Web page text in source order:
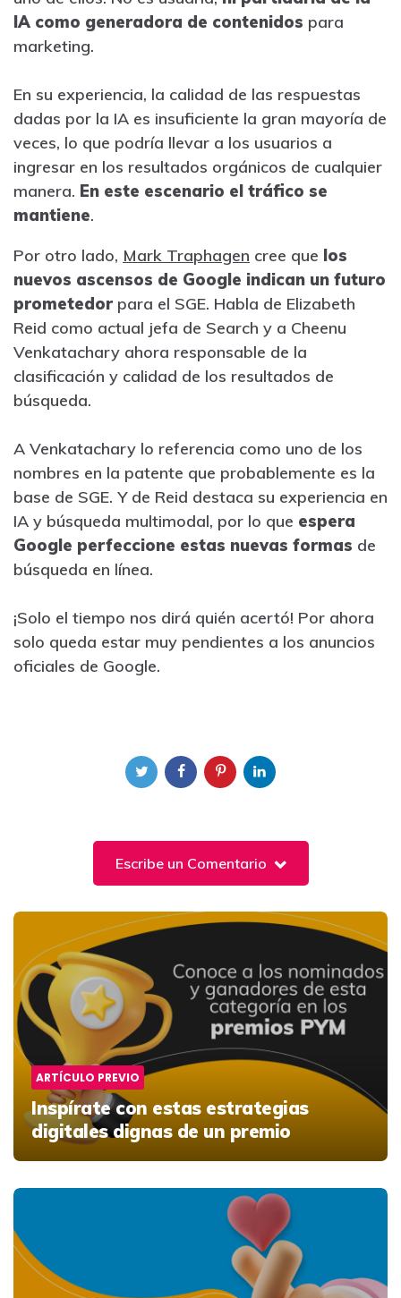
IA como generadora de contenidos para
marketing.
En su experiencia, la calidad de las respuestas
dadas por la IA es insuficiente la gran mayoría de
veces, lo que podría llevar a los usuarios a
ingresar en los resultados orgánicos de cualquier
manera. En este escenario el tráfico se
mantiene.
Por otro lado, Mark Traphagen cree que los
nuevos ascensos de Google indican un futuro
prometedor para el SGE. Habla de Elizabeth
Reid como actual jefa de Search y a Cheenu
Venkatachary ahora responsable de la
clasificación y calidad de los resultados de
búsqueda.
A Venkatachary lo referencia como uno de los
nombres en la patente que probablemente es la
base de SGE. Y de Reid destaca su experiencia en
IA y búsqueda multimodal, por lo que espera
Google perfeccione estas nuevas formas de
búsqueda en línea.
¡Solo el tiempo nos dirá quién acertó! Por ahora
solo queda estar muy pendientes a los anuncios
oficiales de Google.
Escribe un Comentario
Post
navigation
ARTÍCULO PREVIO
Inspírate con estas estrategias
digitales dignas de un premio